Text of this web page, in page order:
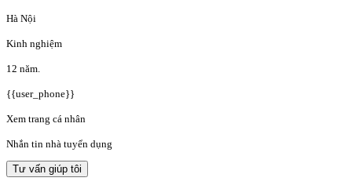
Hà Nội
Kinh nghiệm
12 năm.
{{user_phone}}
Xem trang cá nhân
Nhắn tin nhà tuyển dụng
Tư vấn giúp tôi